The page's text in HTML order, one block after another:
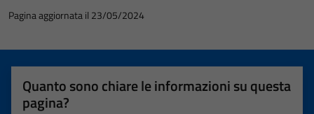
Pagina aggiornata il 23/05/2024
Quanto sono chiare le informazioni su questa
pagina?